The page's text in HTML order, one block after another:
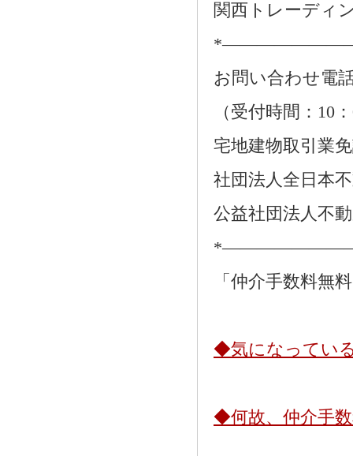
関西トレーディ
お問い合わせ電
（受付時間：10
宅地建物取引業
社団法人全日本
公益社団法人不
「仲介手数料無
◆気になってい
◆何故、仲介手